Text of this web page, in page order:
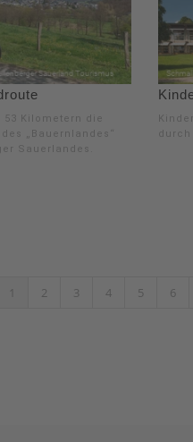
Kilometern die
„Bauernlandes“
Sauerlandes.
durch
1 2 3 4 5 6